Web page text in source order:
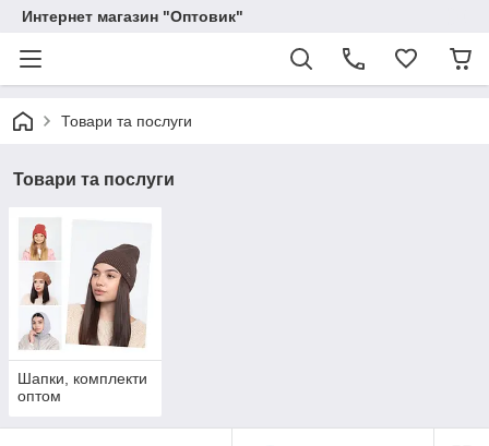
Интернет магазин "Оптовик"
Товари та послуги
Товари та послуги
Шапки, комплекти
оптом